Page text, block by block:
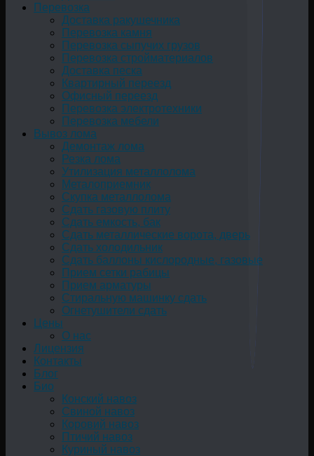
Перевозка
Доставка ракушечника
Перевозка камня
Перевозка сыпучих грузов
Перевозка стройматериалов
Доставка песка
Квартирный переезд
Офисный переезд
Перевозка электротехники
Перевозка мебели
Вывоз лома
Демонтаж лома
Резка лома
Утилизация металлолома
Металоприемник
Скупка металлолома
Сдать газовую плиту
Сдать емкость, бак
Cдать металлические ворота, дверь
Сдать холодильник
Сдать баллоны кислородные, газовые
Прием сетки рабицы
Прием арматуры
Стиральную машинку сдать
Огнетушители сдать
Цены
О нас
Лицензия
Контакты
Блог
Био
Конский навоз
Свиной навоз
Коровий навоз
Птичий навоз
Куриный навоз